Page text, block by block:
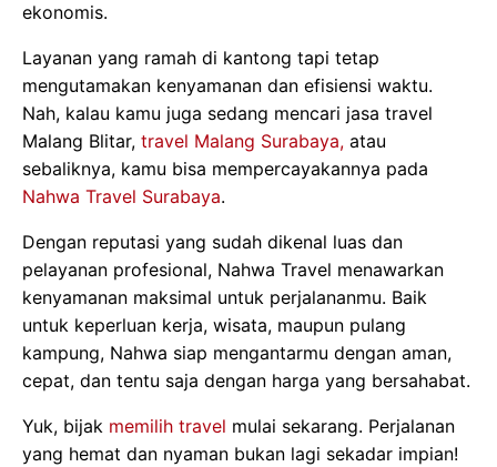
ekonomis.
Layanan yang ramah di kantong tapi tetap
mengutamakan kenyamanan dan efisiensi waktu.
Nah, kalau kamu juga sedang mencari jasa travel
Malang Blitar, travel Malang Surabaya, atau
sebaliknya, kamu bisa mempercayakannya pada
Nahwa Travel Surabaya.
Dengan reputasi yang sudah dikenal luas dan
pelayanan profesional, Nahwa Travel menawarkan
kenyamanan maksimal untuk perjalananmu. Baik
untuk keperluan kerja, wisata, maupun pulang
kampung, Nahwa siap mengantarmu dengan aman,
cepat, dan tentu saja dengan harga yang bersahabat.
Yuk, bijak memilih travel mulai sekarang. Perjalanan
yang hemat dan nyaman bukan lagi sekadar impian!